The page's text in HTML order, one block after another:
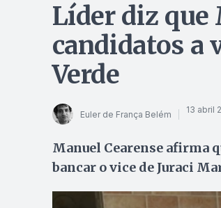
Líder diz que
candidatos a
Verde
Euler de França Belém 13 abril
Manuel Cearense afirma
bancar o vice de Juraci